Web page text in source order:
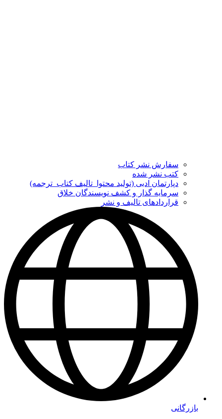
سفارش نشر کتاب
کتب نشر شده
دپارتمان ادبی (تولید محتوا_تالیف کتاب_ترجمه)
سرمایه گذار و کشف نویسندگان خلاق
قراردادهای تالیف و نشر
بازرگانی